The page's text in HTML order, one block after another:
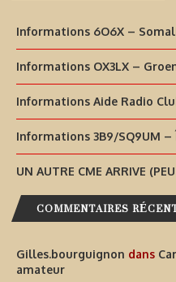
Informations 6O6X –
Informations OX3LX –
Informations Aide Radio
Informations 3B9/SQ9UM –
UN AUTRE CME ARRIVE
COMMENTAIRES
Gilles.bourguignon dans
amateur